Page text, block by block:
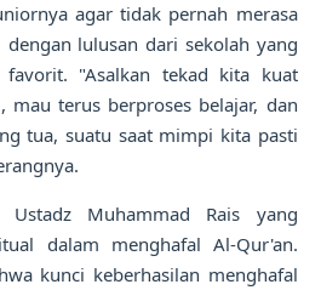
agar tidak pernah merasa
lulusan dari sekolah yang
"Asalkan tekad kita kuat
mau terus berproses belajar, dan
tua, suatu saat mimpi kita pasti
Ustadz Muhammad Rais yang
dalam menghafal Al-Qur'an.
kunci keberhasilan menghafal